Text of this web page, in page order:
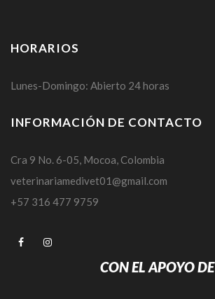
HORARIOS
Lunes-Domingo: Abierto 24 horas
INFORMACIÓN DE CONTACTO
Cra 9 No. 6-05, Mocoa, Colombia
veterinariamedivet01@gmail.com
+57 316 477 9759
CON EL APOYO DE